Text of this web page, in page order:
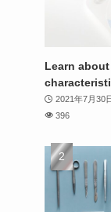
Learn
2021年7月30
396